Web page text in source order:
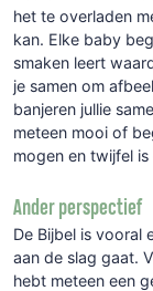
het te overladen
kan. Elke baby
smaken leert
je samen om
banjeren jullie
meteen mooi of
mogen en twijfel
Ander perspectief
De Bijbel is vooral
aan de slag gaat.
hebt meteen een